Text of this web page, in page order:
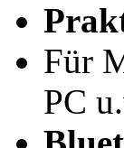
Für
PC